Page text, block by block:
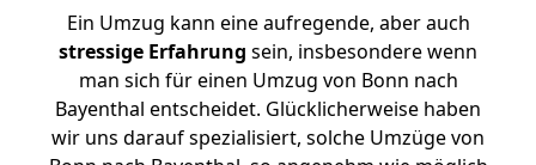
Ein Umzug kann eine aufregende, aber auch
stressige Erfahrung sein, insbesondere wenn
man sich für einen Umzug von Bonn nach
Bayenthal entscheidet. Glücklicherweise haben
wir uns darauf spezialisiert, solche Umzüge von